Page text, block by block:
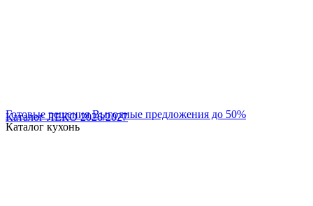
Каталог ЛЕКО 2026/2027
Готовые решения Выгодные предложения до 50%
Каталог кухонь